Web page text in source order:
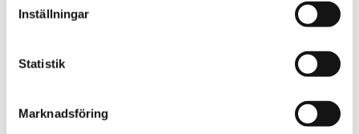
Inställningar
Statistik
Marknadsföring